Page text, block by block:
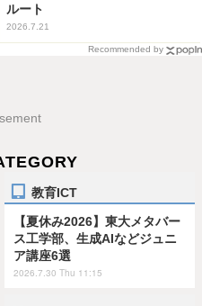
ルート
2026.7.21
Recommended by
教育ICT
【夏休み2026】東大メタバー
ス工学部、生成AIなどジュニ
ア講座6選
2026.7.30 Thu 11:15